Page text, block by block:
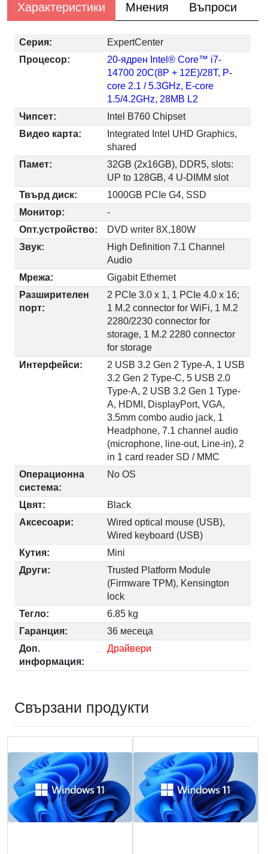
Характеристики Мнения Въпроси
Серия:
ExpertCenter
Процесор:
20-ядрен Intel® Core™ i7-
14700 20C(8P + 12E)/28T, P-
core 2.1 / 5.3GHz, E-core
1.5/4.2GHz, 28MB L2
Чипсет:
Intel B760 Chipset
Видео карта:
Integrated Intel UHD Graphics,
shared
Памет:
32GB (2x16GB), DDR5, slots:
UP to 128GB, 4 U-DIMM slot
Твърд диск:
1000GB PCIe G4, SSD
Монитор:
-
Опт.устройство:
DVD writer 8X,180W
Звук:
High Definition 7.1 Channel
Audio
Мрежа:
Gigabit Ethernet
Разширителен
порт:
2 PCIe 3.0 x 1, 1 PCIe 4.0 x 16;
1 M.2 connector for WiFi, 1 M.2
2280/2230 connector for
storage, 1 M.2 2280 connector
for storage
Интерфейси:
2 USB 3.2 Gen 2 Type-A, 1 USB
3.2 Gen 2 Type-C, 5 USB 2.0
Type-A, 2 USB 3.2 Gen 1 Type-
A, HDMI, DisplayPort, VGA,
3.5mm combo audio jack, 1
Headphone, 7.1 channel audio
(microphone, line-out, Line-in), 2
in 1 card reader SD / MMC
Операционна
система:
No OS
Цвят:
Black
Аксесоари:
Wired optical mouse (USB),
Wired keyboard (USB)
Кутия:
Mini
Други:
Trusted Platform Module
(Firmware TPM), Kensington
lock
Тегло:
6.85 kg
Гаранция:
36 месеца
Доп.
информация:
Драйвери
Свързани продукти